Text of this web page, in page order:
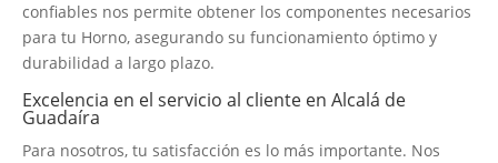
confiables nos permite obtener los componentes necesarios
para tu Horno, asegurando su funcionamiento óptimo y
durabilidad a largo plazo.
Excelencia en el servicio al cliente en Alcalá de
Guadaíra
Para nosotros, tu satisfacción es lo más importante. Nos